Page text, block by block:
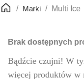
Marki Multi Ice
Brak dostępnych
Bądźcie czujni! W
więcej produktów w